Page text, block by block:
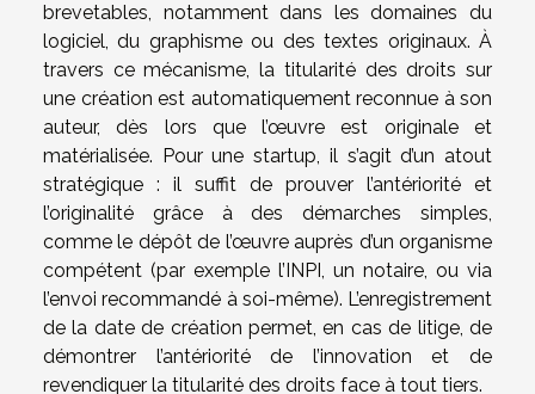
brevetables, notamment dans les domaines du
logiciel, du graphisme ou des textes originaux. À
travers ce mécanisme, la titularité des droits sur
une création est automatiquement reconnue à son
auteur, dès lors que l’œuvre est originale et
matérialisée. Pour une startup, il s’agit d’un atout
stratégique : il suffit de prouver l’antériorité et
l’originalité grâce à des démarches simples,
comme le dépôt de l’œuvre auprès d’un organisme
compétent (par exemple l’INPI, un notaire, ou via
l’envoi recommandé à soi-même). L’enregistrement
de la date de création permet, en cas de litige, de
démontrer l’antériorité de l’innovation et de
revendiquer la titularité des droits face à tout tiers.